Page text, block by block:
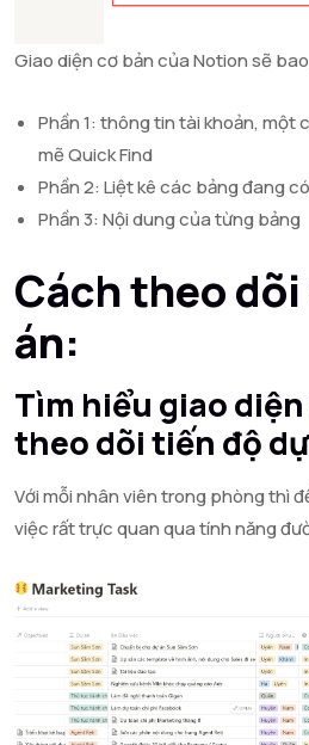
Giao diện cơ bản của Notion sẽ
Phần 1: thông tin tài khoản, một
mẽ Quick Find
Phần 2: Liệt kê các bảng đang
Phần 3: Nội dung của từng bảng
Cách theo
án:
Tìm hiểu giao
theo dõi tiến độ
Với mỗi nhân viên trong phòng thì
việc rất trực quan qua tính năng